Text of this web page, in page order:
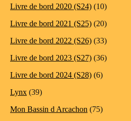
Livre de bord 2020 (S24) (10)
Livre de bord 2021 (S25) (20)
Livre de bord 2022 (S26) (33)
Livre de bord 2023 (S27) (36)
Livre de bord 2024 (S28) (6)
Lynx (39)
Mon Bassin d Arcachon (75)